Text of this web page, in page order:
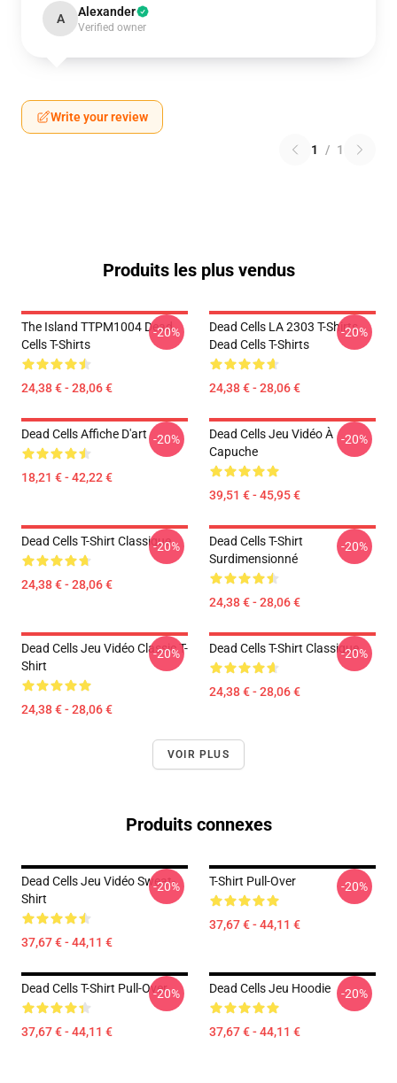
A Alexander
Verified owner
Write your review
1 / 1
Produits les plus vendus
The Island TTPM1004 Dead
Cells T-Shirts
24,38 € - 28,06 €
-20%
Dead Cells LA 2303 T-Shirts
Dead Cells T-Shirts
24,38 € - 28,06 €
-20%
Dead Cells Affiche D'art
18,21 € - 42,22 €
-20%
Dead Cells Jeu Vidéo À
Capuche
39,51 € - 45,95 €
-20%
Dead Cells T-Shirt Classique
24,38 € - 28,06 €
-20%
Dead Cells T-Shirt
Surdimensionné
24,38 € - 28,06 €
-20%
Dead Cells Jeu Vidéo Classic T-
Shirt
24,38 € - 28,06 €
-20% Dead Cells T-Shirt Classique
24,38 € - 28,06 €
-20%
VOIR PLUS
Produits connexes
Dead Cells Jeu Vidéo Sweat-
Shirt
37,67 € - 44,11 €
-20% T-Shirt Pull-Over
37,67 € - 44,11 €
-20%
Dead Cells T-Shirt Pull-Over
37,67 € - 44,11 €
-20% Dead Cells Jeu Hoodie
37,67 € - 44,11 €
-20%